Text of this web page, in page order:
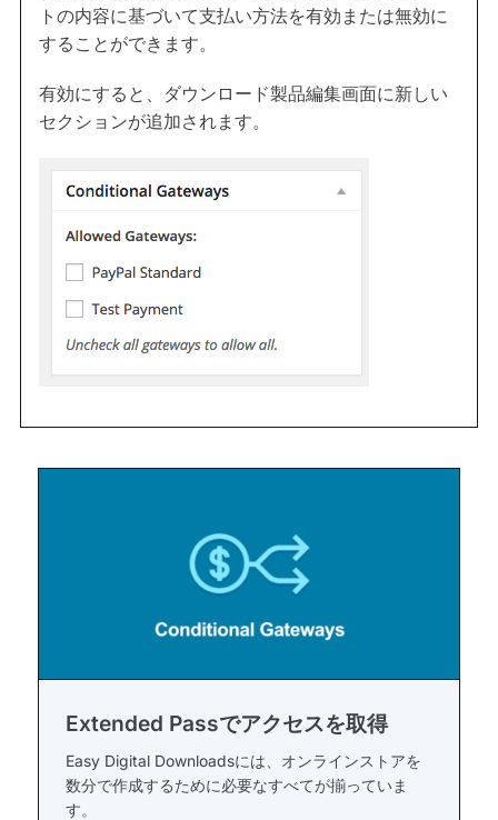
トの内容に基づいて支払い方法を有効または無効に
することができます。
有効にすると、ダウンロード製品編集画面に新しい
セクションが追加されます。
Extended Passでアクセスを取得
Easy Digital Downloadsには、オンラインストアを
数分で作成するために必要なすべてが揃っていま
す。